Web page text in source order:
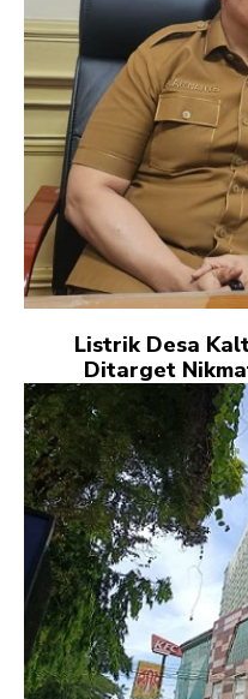
Listrik Desa
Ditarget